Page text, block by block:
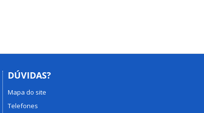
DÚVIDAS?
Mapa do site
Telefones